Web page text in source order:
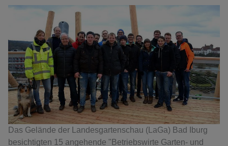
Das Gelände der Landesgartenschau (LaGa) Bad Iburg
besichtigten 15 angehende "Betriebswirte Garten- und